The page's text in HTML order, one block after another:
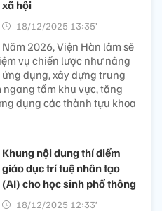
xã hội
18/12/2025 13:35’
Năm 2026, Viện Hàn lâm sẽ
vụ chiến lược như nâng
dụng, xây dựng trung
tầm khu vực, tăng
dụng các thành tựu khoa
Khung nội dung thí điểm
giáo dục trí tuệ nhân tạo
(AI) cho học sinh phổ thông
18/12/2025 12:33’